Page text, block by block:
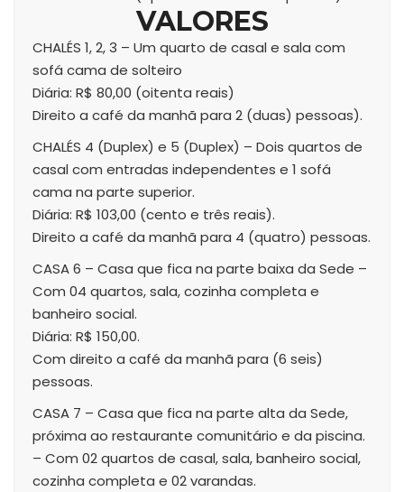
VALORES
CHALÉS 1, 2, 3 – Um quarto de casal e sala com
sofá cama de solteiro
Diária: R$ 80,00 (oitenta reais)
Direito a café da manhã para 2 (duas) pessoas).
CHALÉS 4 (Duplex) e 5 (Duplex) – Dois quartos de
casal com entradas independentes e 1 sofá
cama na parte superior.
Diária: R$ 103,00 (cento e três reais).
Direito a café da manhã para 4 (quatro) pessoas.
CASA 6 – Casa que fica na parte baixa da Sede –
Com 04 quartos, sala, cozinha completa e
banheiro social.
Diária: R$ 150,00.
Com direito a café da manhã para (6 seis)
pessoas.
CASA 7 – Casa que fica na parte alta da Sede,
próxima ao restaurante comunitário e da piscina.
– Com 02 quartos de casal, sala, banheiro social,
cozinha completa e 02 varandas.